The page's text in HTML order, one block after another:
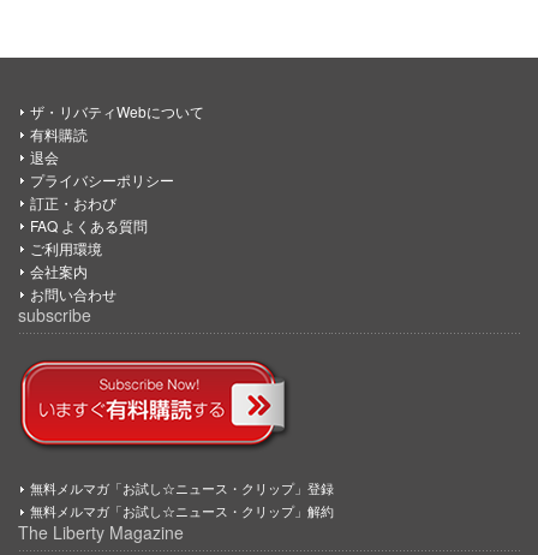
ザ・リバティWebについて
有料購読
退会
プライバシーポリシー
訂正・おわび
FAQ よくある質問
ご利用環境
会社案内
お問い合わせ
subscribe
無料メルマガ「お試し☆ニュース・クリップ」登録
無料メルマガ「お試し☆ニュース・クリップ」解約
The Liberty Magazine